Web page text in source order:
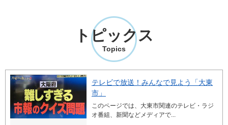
トピックス
Topics
テレビで放送！みんなで見よう「大東
市」
このページでは、大東市関連のテレビ・ラジ
オ番組、新聞などメディアで...